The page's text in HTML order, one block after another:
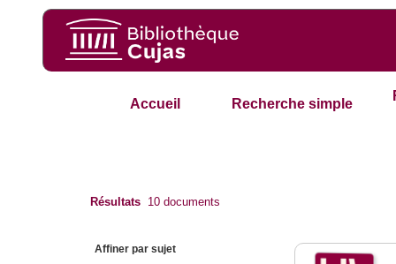
Accueil Recherche simple
Résultats 10 documents
Affiner par sujet